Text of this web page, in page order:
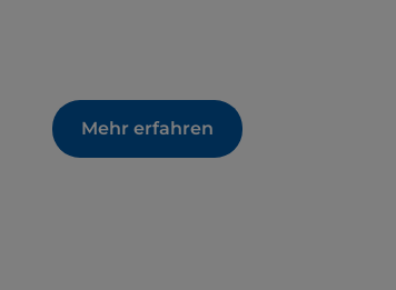
Mehr erfahren